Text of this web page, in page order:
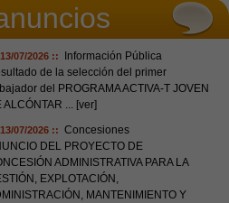
13/07/2026 ::
Información Pública
de la selección del primer
del PROGRAMA ACTIVA-T JOVEN
ALCÓNTAR
... [ver]
13/07/2026 :: Concesiones
DEL PROYECTO DE
ADMINISTRATIVA PARA LA
EXPLOTACIÓN,
MANTENIMIENTO Y